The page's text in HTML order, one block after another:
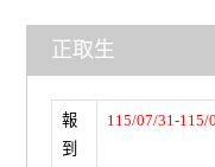
正取生
報
到
115/07/31-115/